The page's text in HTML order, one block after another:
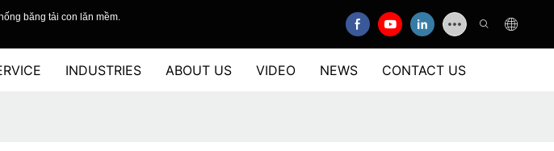
băng tải con lăn mềm.
INDUSTRIES ABOUT US VIDEO NEWS CONTACT US